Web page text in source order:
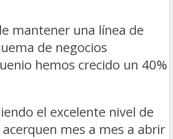
mantener una línea de
de negocios
hemos crecido un 40%
el excelente nivel de
mes a mes a abrir